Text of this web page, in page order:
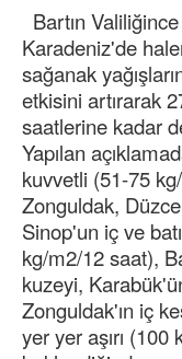
Bartın
Karadeniz'de
sağanak
etkisini artırarak
saatlerine kadar
Yapılan
kuvvetli (51-75
Zonguldak,
Sinop'un iç ve
kg/m2/12 saat),
kuzeyi,
Zonguldak'ın iç
yer yer aşırı